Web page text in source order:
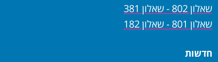
שאלון 802 - שאלון 381
שאלון 801 - שאלון 182
חדשות